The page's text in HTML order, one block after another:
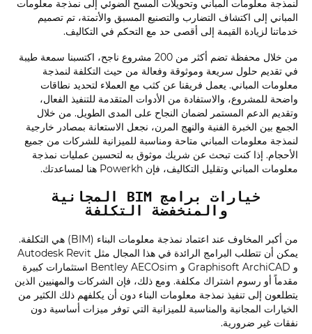
لنمذجة معلومات المباني وتحويلات المسح الضوئي إلى نمذجة معلومات
المباني إلى اكتشاف التضارب والتصنيع المسبق والأتمتة، تم تصميم
خدماتنا لزيادة القيمة إلى أقصى حد مع التحكم في التكاليف.
من خلال محفظة تضم أكثر من 200 مشروع ناجح، اكتسبنا سمعة طيبة
في تقديم حلول سريعة وموثوقة وفعالة من حيث التكلفة لنمذجة
معلومات المباني. يعمل فريقنا عن كثب مع العملاء لتحديد نطاقات
واضحة للمشروع، والاستفادة من الأدوات المتقدمة للتنفيذ الفعال،
وتقديم الدعم المستمر لضمان النجاح على المدى الطويل. من خلال
الجمع بين الخبرة الفنية والنهج المرن، نجعل الاستعانة بمصادر خارجية
لنمذجة معلومات المباني متاحة ومناسبة للميزانية للشركات من جميع
الأحجام. إذا كنت تبحث عن شريك موثوق به لتحسين عمليات نمذجة
معلومات المباني وتقليل التكاليف، فإن Powerkh هنا لمساعدتك.
خيارات برامج BIM المجانية
والمنخفضة التكلفة
من أكبر المخاوف عند اعتماد نمذجة معلومات البناء (BIM) هي التكلفة.
يمكن أن تتطلب البرامج الرائدة في هذا المجال مثل Autodesk Revit
و Graphisoft ArchiCAD و Bentley AECOsim استثمارات كبيرة
مقدماً أو رسوم اشتراك مكلفة. ومع ذلك، فإن الشركات والمهنيين الذين
يتطلعون إلى تنفيذ نمذجة معلومات البناء دون أن يكلفهم ذلك الكثير من
الخيارات المجانية والمناسبة للميزانية التي توفر ميزات أساسية دون
نفقات غير ضرورية.